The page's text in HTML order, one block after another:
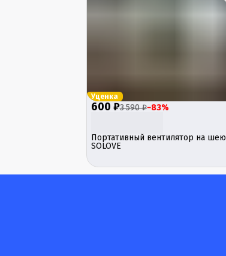
Уценка
600 ₽3 590 ₽−83%
Портативный вентилятор на шею
SOLOVE